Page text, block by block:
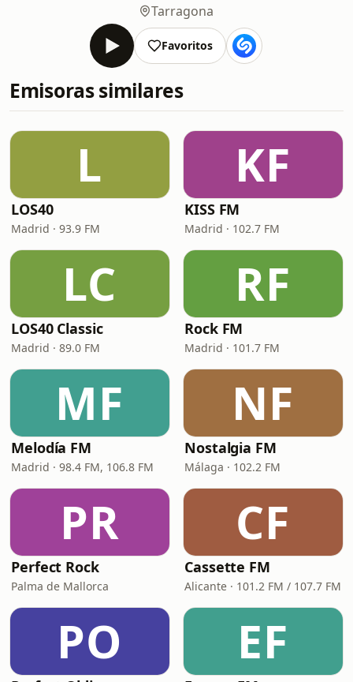
Tarragona
Favoritos
Emisoras similares
L
LOS40
Madrid · 93.9 FM
KF
KISS FM
Madrid · 102.7 FM
LC
LOS40 Classic
Madrid · 89.0 FM
RF
Rock FM
Madrid · 101.7 FM
MF
Melodía FM
Madrid · 98.4 FM, 106.8 FM
NF
Nostalgia FM
Málaga · 102.2 FM
PR
Perfect Rock
Palma de Mallorca
CF
Cassette FM
Alicante · 101.2 FM / 107.7 FM
PO EF